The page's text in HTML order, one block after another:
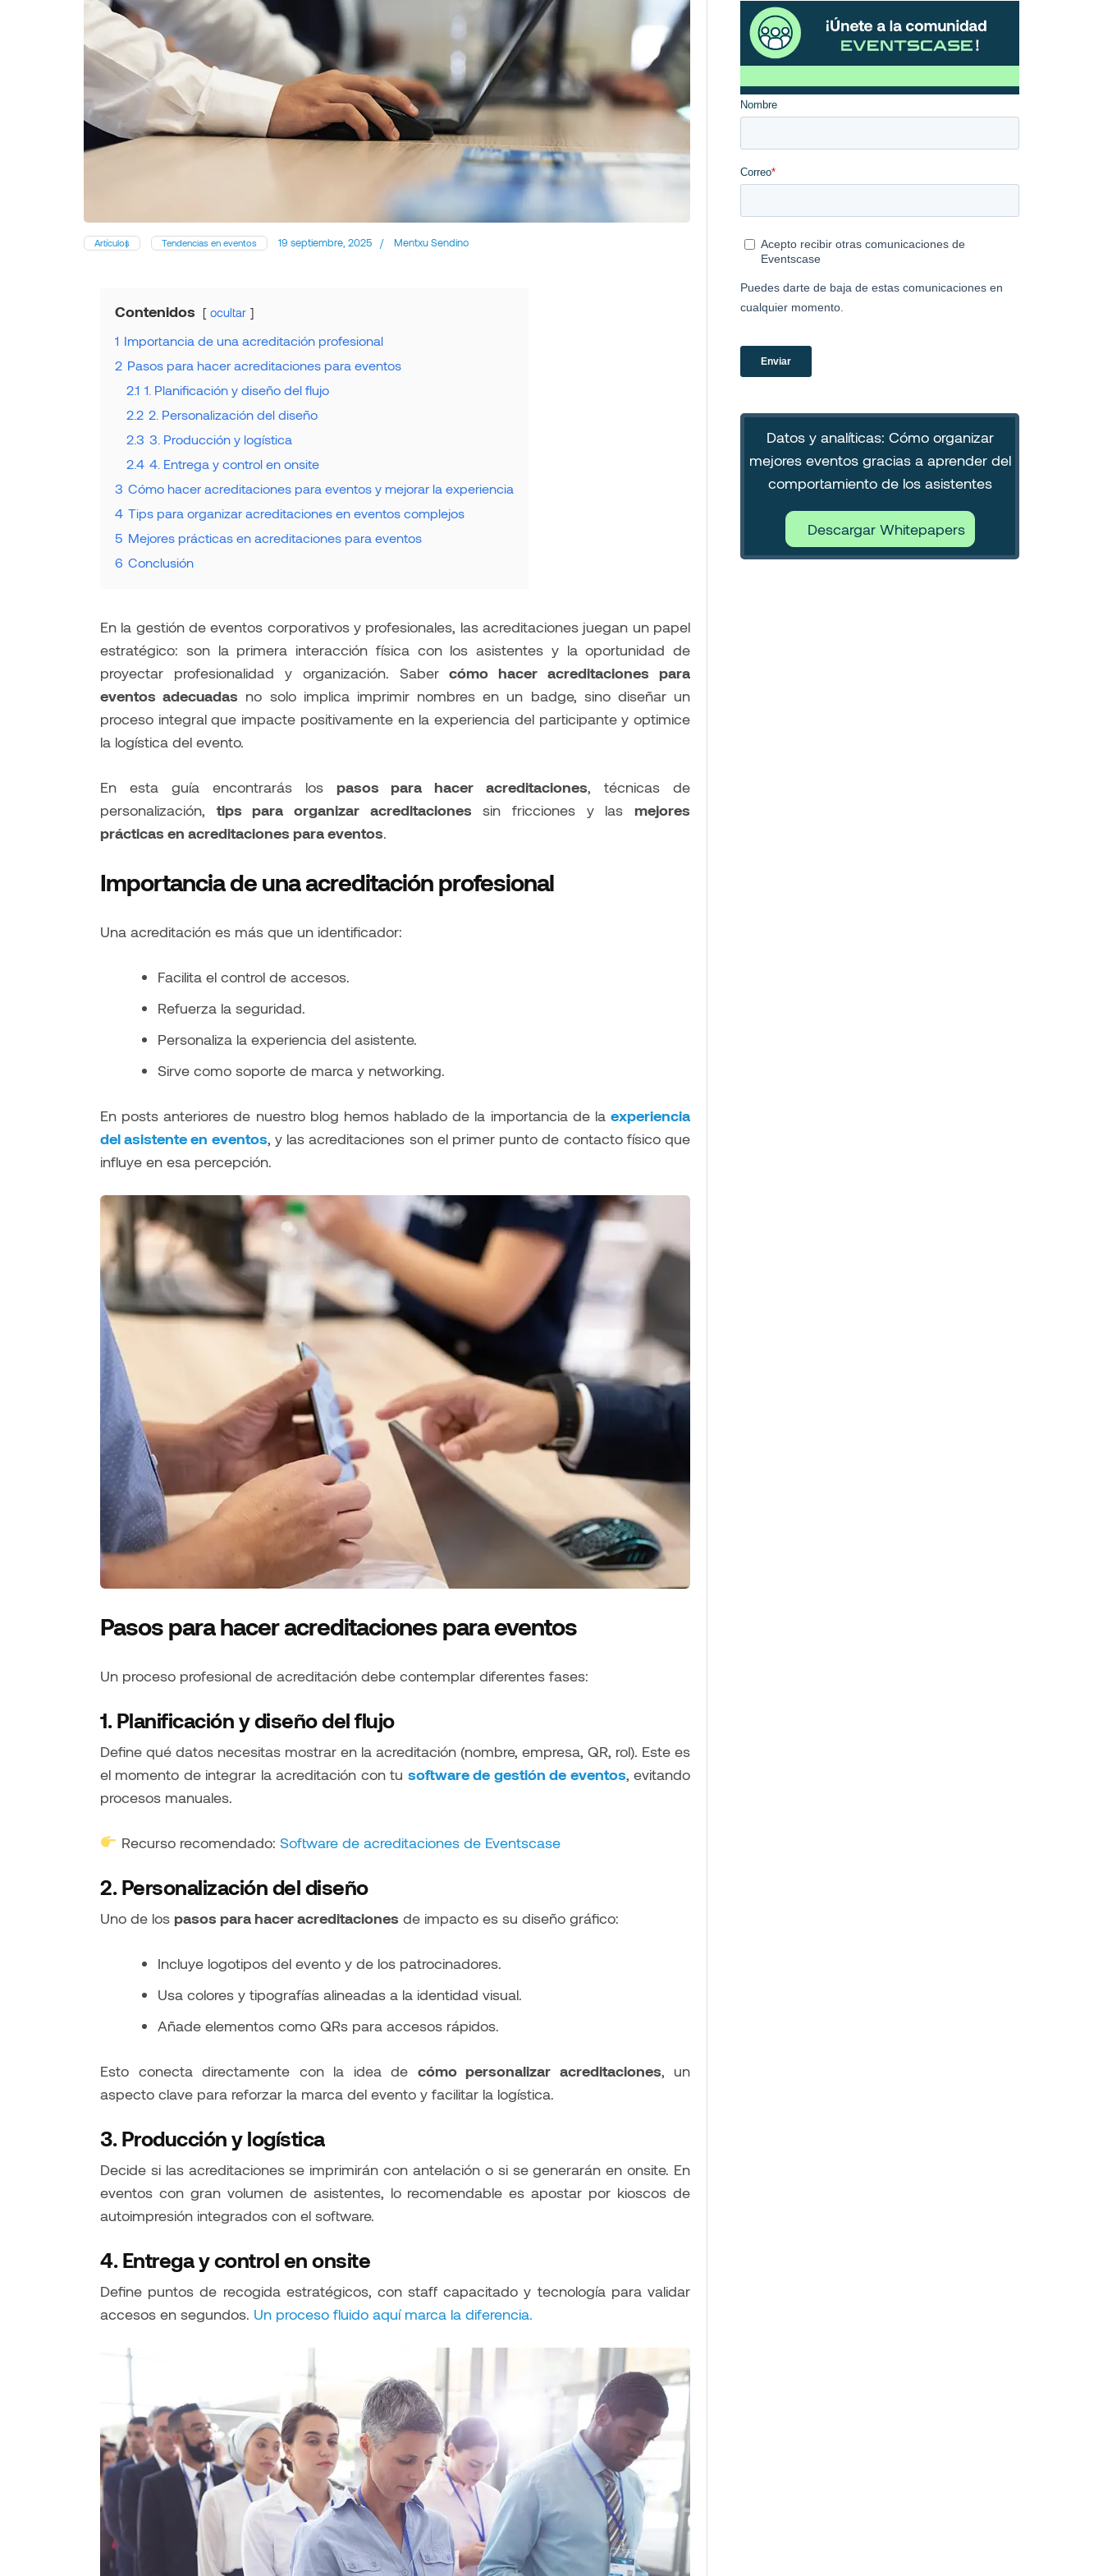
Artículos Tendencias en eventos 19 septiembre, 2025 / Mentxu Sendino
Contenidos ocultar
1 Importancia de una acreditación profesional
2 Pasos para hacer acreditaciones para eventos
2.1 1. Planificación y diseño del flujo
2.2 2. Personalización del diseño
2.3 3. Producción y logística
2.4 4. Entrega y control en onsite
3 Cómo hacer acreditaciones para eventos y mejorar la experiencia
4 Tips para organizar acreditaciones en eventos complejos
5 Mejores prácticas en acreditaciones para eventos
6 Conclusión
En la gestión de eventos corporativos y profesionales, las acreditaciones juegan un papel
estratégico: son la primera interacción física con los asistentes y la oportunidad de
proyectar profesionalidad y organización. Sabercómo hacer acreditaciones para
eventos adecuadas no solo implica imprimir nombres en un badge, sino diseñar un
proceso integral que impacte positivamente en la experiencia del participante y optimice
la logística del evento.
En esta guía encontrarás los pasos para hacer acreditaciones, técnicas de
personalización, tips para organizar acreditaciones sin fricciones y las mejores
prácticas en acreditaciones para eventos.
Importancia de una acreditación profesional
Una acreditación es más que un identificador:
Facilita el control de accesos.
Refuerza la seguridad.
Personaliza la experiencia del asistente.
Sirve como soporte de marca y networking.
En posts anteriores de nuestro blog hemos hablado de la importancia de la experiencia
del asistente en eventos, y las acreditaciones son el primer punto de contacto físico que
influye en esa percepción.
Pasos para hacer acreditaciones para eventos
Un proceso profesional de acreditación debe contemplar diferentes fases:
1. Planificación y diseño del flujo
Define qué datos necesitas mostrar en la acreditación (nombre, empresa, QR, rol). Este es
el momento de integrar la acreditación con tu software de gestión de eventos, evitando
procesos manuales.
Recurso recomendado: Software de acreditaciones de Eventscase
2. Personalización del diseño
Uno de los pasos para hacer acreditaciones de impacto es su diseño gráfico:
Incluye logotipos del evento y de los patrocinadores.
Usa colores y tipografías alineadas a la identidad visual.
Añade elementos como QRs para accesos rápidos.
Esto conecta directamente con la idea de cómo personalizar acreditaciones, un
aspecto clave para reforzar la marca del evento y facilitar la logística.
3. Producción y logística
Decide si las acreditaciones se imprimirán con antelación o si se generarán en onsite. En
eventos con gran volumen de asistentes, lo recomendable es apostar por kioscos de
autoimpresión integrados con el software.
4. Entrega y control en onsite
Define puntos de recogida estratégicos, con staff capacitado y tecnología para validar
accesos en segundos. Un proceso fluido aquí marca la diferencia.
Datos y analíticas: Cómo organizar
mejores eventos gracias a aprender del
comportamiento de los asistentes
Descargar Whitepapers